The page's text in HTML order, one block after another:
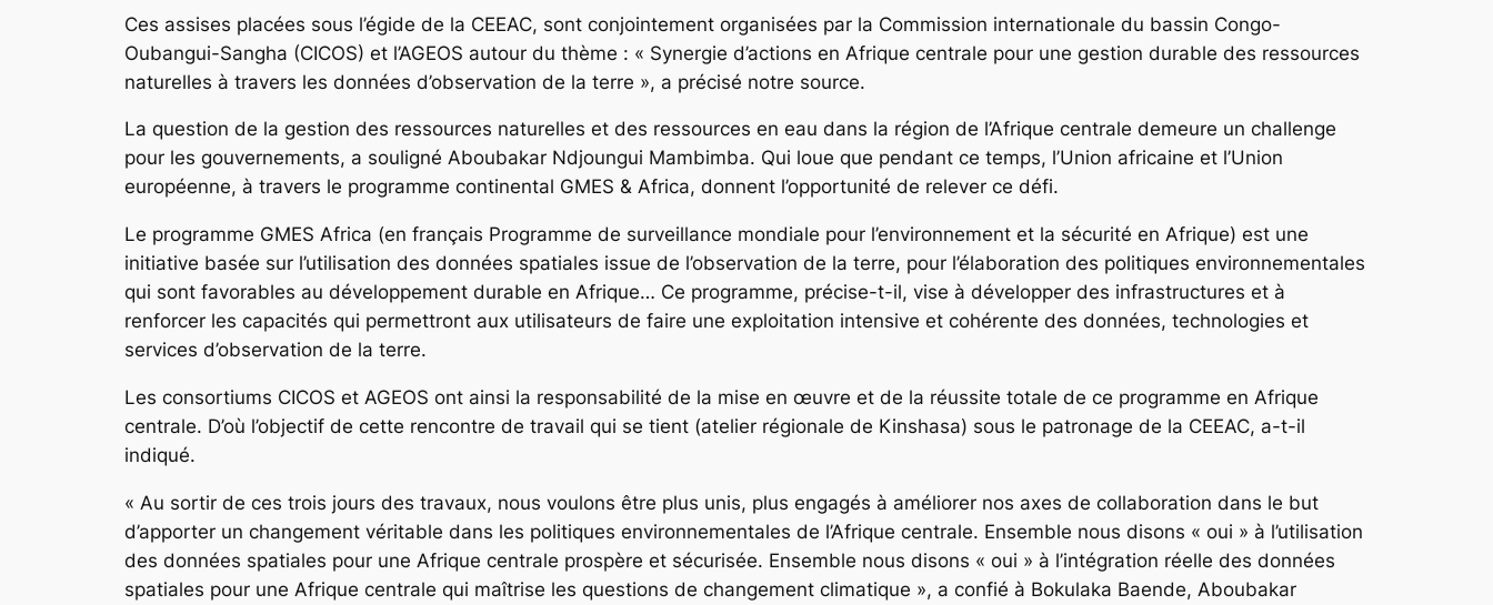
Ces assises placées sous l’égide de la CEEAC, sont conjointement organisées par la Commission internationale du bassin Congo-
Oubangui-Sangha (CICOS) et l’AGEOS autour du thème : « Synergie d’actions en Afrique centrale pour une gestion durable des ressources
naturelles à travers les données d’observation de la terre », a précisé notre source.
La question de la gestion des ressources naturelles et des ressources en eau dans la région de l’Afrique centrale demeure un challenge
pour les gouvernements, a souligné Aboubakar Ndjoungui Mambimba. Qui loue que pendant ce temps, l’Union africaine et l’Union
européenne, à travers le programme continental GMES & Africa, donnent l’opportunité de relever ce défi.
Le programme GMES Africa (en français Programme de surveillance mondiale pour l’environnement et la sécurité en Afrique) est une
initiative basée sur l’utilisation des données spatiales issue de l’observation de la terre, pour l’élaboration des politiques environnementales
qui sont favorables au développement durable en Afrique… Ce programme, précise-t-il, vise à développer des infrastructures et à
renforcer les capacités qui permettront aux utilisateurs de faire une exploitation intensive et cohérente des données, technologies et
services d’observation de la terre.
Les consortiums CICOS et AGEOS ont ainsi la responsabilité de la mise en œuvre et de la réussite totale de ce programme en Afrique
centrale. D’où l’objectif de cette rencontre de travail qui se tient (atelier régionale de Kinshasa) sous le patronage de la CEEAC, a-t-il
indiqué.
« Au sortir de ces trois jours des travaux, nous voulons être plus unis, plus engagés à améliorer nos axes de collaboration dans le but
d’apporter un changement véritable dans les politiques environnementales de l’Afrique centrale. Ensemble nous disons « oui » à l’utilisation
des données spatiales pour une Afrique centrale prospère et sécurisée. Ensemble nous disons « oui » à l’intégration réelle des données
spatiales pour une Afrique centrale qui maîtrise les questions de changement climatique », a confié à Bokulaka Baende, Aboubakar